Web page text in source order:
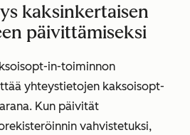
kaksinkertaisen
päivittämiseksi
in-toiminnon
yhteystietojen kaksoisopt-
. Kun päivität
vahvistetuksi,